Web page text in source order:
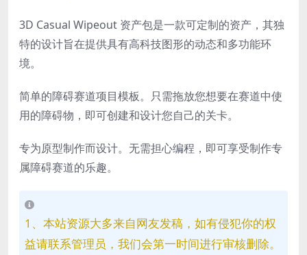
3D Casual Wipeout 资产包是一款可定制的资产，其独
特的设计旨在提供具有高科技图形的动态和多功能环
境。
简单的障碍赛道项目模板。只需拖放您想要在赛道中使
用的障碍物，即可创建和设计您自己的关卡。
专为原型制作而设计。无需担心编程，即可享受制作专
属障碍赛道的乐趣。
1、本站资源大多来自网友发稿，如有侵犯你的权
益请联系管理员，我们会第一时间进行审核删除。